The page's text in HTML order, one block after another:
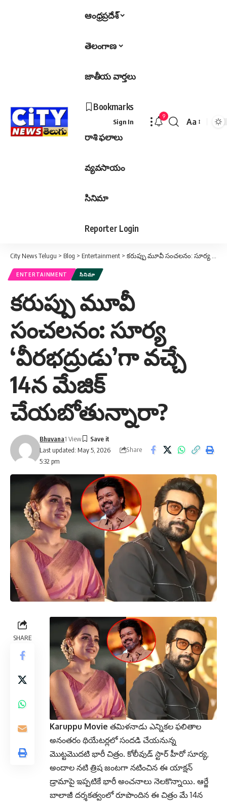
ఆంధ్రప్రదేశ్
తెలంగాణ
జాతీయ వార్తలు
Bookmarks
రాశి ఫలాలు
వ్యవసాయం
సినిమా
Reporter Login
Sign In
9
Font
Aa
City News Telugu > Blog > Entertainment > కరుప్పు మూవీ సంచలనం: సూర్య ‘వీరభద్రుడు’గా వచ్చే 14న మేజిక్ చేయబోతున్నారా?
ENTERTAINMENT సినిమా
కరుప్పు మూవీ
సంచలనం: సూర్య
‘వీరభద్రుడు’గా వచ్చే
14న మేజిక్
చేయబోతున్నారా?
Last updated: May 5, 2026
5:32 pm
Bhuvana1 View
Share
SHARE
Karuppu Movie తమిళనాడు ఎన్నికల ఫలితాల
అనంతరం థియేటర్లలో సందడి చేయనున్న
మొట్టమొదటి భారీ చిత్రం. కోలీవుడ్ స్టార్ హీరో సూర్య,
అందాల నటి త్రిష జంటగా నటించిన ఈ యాక్షన్
డ్రామాపై ఇప్పటికే భారీ అంచనాలు నెలకొన్నాయి. ఆర్జే
బాలాజీ దర్శకత్వంలో రూపొందిన ఈ చిత్రం మే 14న